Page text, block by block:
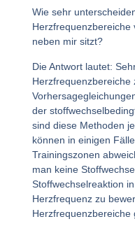
Wie sehr
neben mir sitzt?
Die Antwort lautet:
der
sind diese Methoden
können in einigen
Trainingszonen
man keine
Stoffwechselreaktion
Herzfrequenz zu
Herzfrequenzbereiche